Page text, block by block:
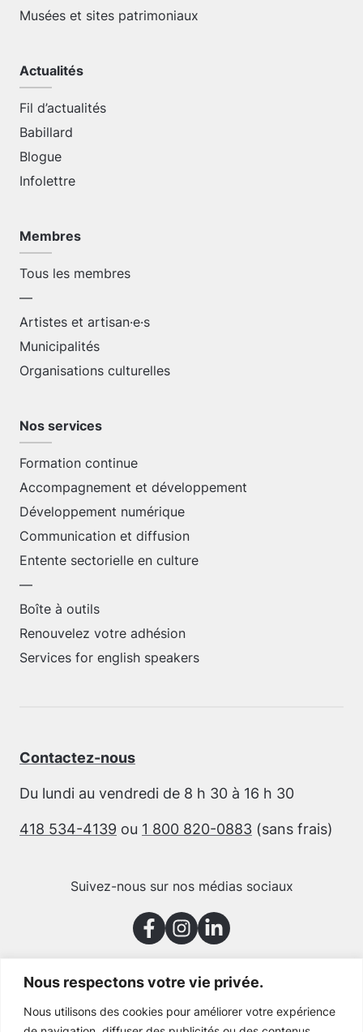
Nous respectons votre vie privée.
Nous utilisons des cookies pour améliorer votre expérience
Musées et sites patrimoniaux
Actualités
Fil d’actualités
Babillard
Blogue
Infolettre
Membres
Tous les membres
—
Artistes et artisan·e·s
Municipalités
Organisations culturelles
Nos services
Formation continue
Accompagnement et développement
Développement numérique
Communication et diffusion
Entente sectorielle en culture
—
Boîte à outils
Renouvelez votre adhésion
Services for english speakers
Contactez-nous
Du lundi au vendredi de 8 h 30 à 16 h 30
418 534-4139 ou 1 800 820-0883 (sans frais)
Suivez-nous sur nos médias sociaux
Merci à nos partenaires